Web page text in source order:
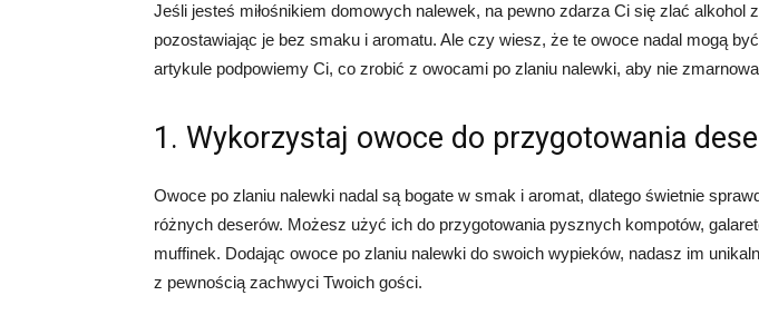
Jeśli jesteś miłośnikiem domowych nalewek, na pewno zdarza Ci się zlać alkohol
pozostawiając je bez smaku i aromatu. Ale czy wiesz, że te owoce nadal mogą
artykule podpowiemy Ci, co zrobić z owocami po zlaniu nalewki, aby nie
1. Wykorzystaj owoce do przygotowania
Owoce po zlaniu nalewki nadal są bogate w smak i aromat, dlatego świetnie
różnych deserów. Możesz użyć ich do przygotowania pysznych kompotów,
muffinek. Dodając owoce po zlaniu nalewki do swoich wypieków, nadasz im
z pewnością zachwyci Twoich gości.